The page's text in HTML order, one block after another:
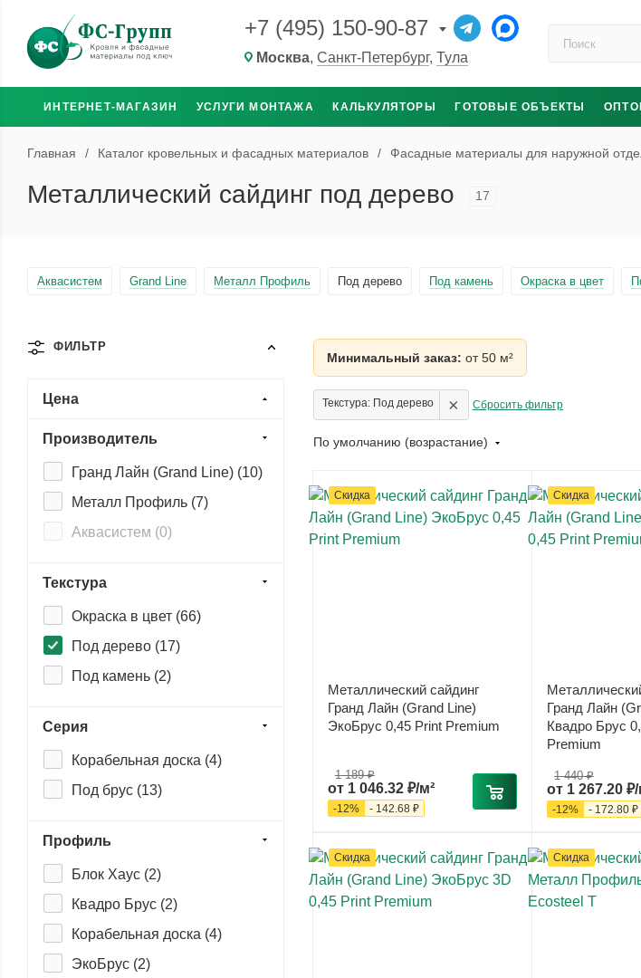
+7 (495) 150-90-87
Москва, Санкт-Петербург, Тула
ИНТЕРНЕТ-МАГАЗИН УСЛУГИ МОНТАЖА КАЛЬКУЛЯТОРЫ ГОТОВЫЕ ОБЪЕКТЫ
Главная / Каталог кровельных и фасадных материалов / Фасадные материалы для наружной
Металлический сайдинг под дерево 17
Аквасистем Grand Line Металл Профиль Под дерево Под камень Окраска в цвет
Минимальный заказ: от 50 м²
Текстура: Под дерево × Сбросить фильтр
По умолчанию (возрастание)
Скидка
Металлический сайдинг
Гранд Лайн (Grand Line)
ЭкоБрус 0,45 Print Premium
от 1 046.32 ₽/м²
1 189 ₽
-12% - 142.68 ₽
Скидка
Гранд Лайн
Квадро Брус
Premium
от 1 267.20 ₽/
1 440 ₽
-12% - 172.80 ₽
Скидка Скидка
ФИЛЬТР
Цена
Производитель
Гранд Лайн (Grand Line) (10)
Металл Профиль (7)
Аквасистем (0)
Текстура
Окраска в цвет (66)
Под дерево (17)
Под камень (2)
Серия
Корабельная доска (4)
Под брус (13)
Профиль
Блок Хаус (2)
Квадро Брус (2)
Корабельная доска (4)
ЭкоБрус (2)